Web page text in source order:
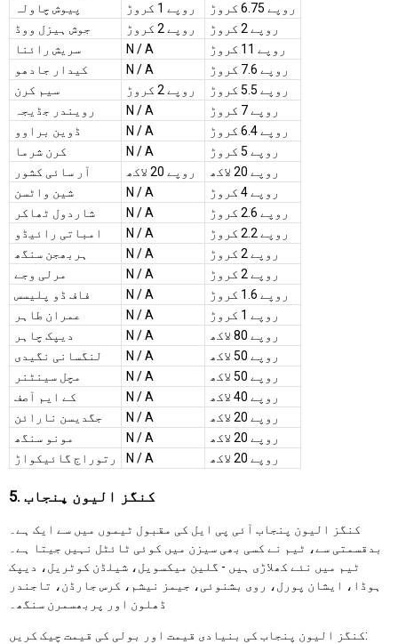
پیوش چاولہ
روپے 1 کروڑ
روپے 6.75 کروڑ
جوش ہیزل ووڈ
روپے 2 کروڑ
روپے 2 کروڑ
سریش رائنا
N / A
روپے 11 کروڑ
کیدار جادھو
N / A
روپے 7.6 کروڑ
سیم کرن
روپے 2 کروڑ
روپے 5.5 کروڑ
رویندر جڈیجہ
N / A
روپے 7 کروڑ
ڈوین براوو
N / A
روپے 6.4 کروڑ
کرن شرما
N / A
روپے 5 کروڑ
آر سائی کشور
روپے 20 لاکھ
روپے 20 لاکھ
شین واٹسن
N / A
روپے 4 کروڑ
شاردول ٹھاکر
N / A
روپے 2.6 کروڑ
امباتی رائیڈو
N / A
روپے 2.2 کروڑ
ہربھجن سنگھ
N / A
روپے 2 کروڑ
مرلی وجے
N / A
روپے 2 کروڑ
فاف ڈو پلیسس
N / A
روپے 1.6 کروڑ
عمران طاہر
N / A
روپے 1 کروڑ
دیپک چاہر
N / A
روپے 80 لاکھ
لنگسانی نگیدی
N / A
روپے 50 لاکھ
مچل سینٹنر
N / A
روپے 50 لاکھ
کے ایم آصف
N / A
روپے 40 لاکھ
جگدیسن نارائن
N / A
روپے 20 لاکھ
مونو سنگھ
N / A
روپے 20 لاکھ
رتوراج گائیکواڑ
N / A روپے 20 لاکھ
5. کنگز الیون پنجاب
کنگز الیون پنجاب آئی پی ایل کی مقبول ٹیموں میں سے ایک ہے۔
بدقسمتی سے، ٹیم نے کسی بھی سیزن میں کوئی ٹائٹل نہیں جیتا ہے۔
ٹیم میں نئے کھلاڑی ہیں - گلین میکسویل، شیلڈن کوٹریل، دیپک
ہوڈا، ایشان پورل، روی بشنوئی، جیمز نیشم، کرس جارڈن، تاجندر
ڈھلون اور پربھسمرن سنگھ۔
کنگز الیون پنجاب کی بنیادی قیمت اور بولی کی قیمت چیک کریں: